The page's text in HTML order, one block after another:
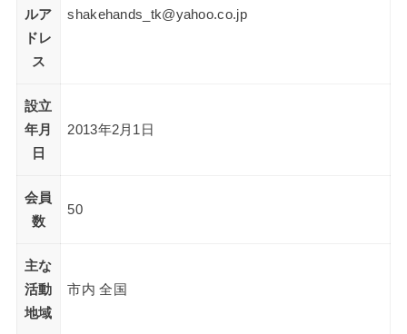
ルア
ドレ
ス
shakehands_tk@yahoo.co.jp
設立
年月
日
2013年2月1日
会員
数
50
主な
活動
地域
市内 全国